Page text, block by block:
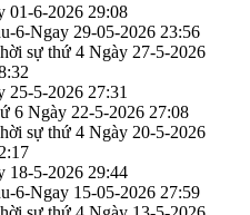
01-6-2026 29:08
6-Ngay 29-05-2026 23:56
sự thứ 4 Ngày 27-5-2026
25-5-2026 27:31
6 Ngày 22-5-2026 27:08
sự thứ 4 Ngày 20-5-2026
18-5-2026 29:44
6-Ngay 15-05-2026 27:59